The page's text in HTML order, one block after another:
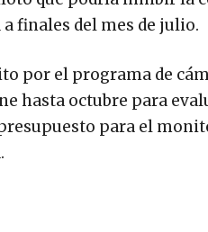
finales del mes de julio.
por el programa de
hasta octubre para
para el